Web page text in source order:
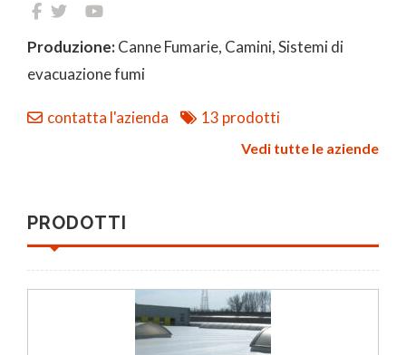
Produzione:Canne Fumarie, Camini, Sistemi di
evacuazione fumi
contatta l'azienda 13 prodotti
Vedi tutte le aziende
PRODOTTI